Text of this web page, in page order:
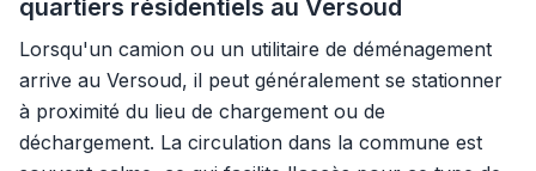
quartiers résidentiels au Versoud
Lorsqu'un camion ou un utilitaire de déménagement
arrive au Versoud, il peut généralement se stationner
à proximité du lieu de chargement ou de
déchargement. La circulation dans la commune est